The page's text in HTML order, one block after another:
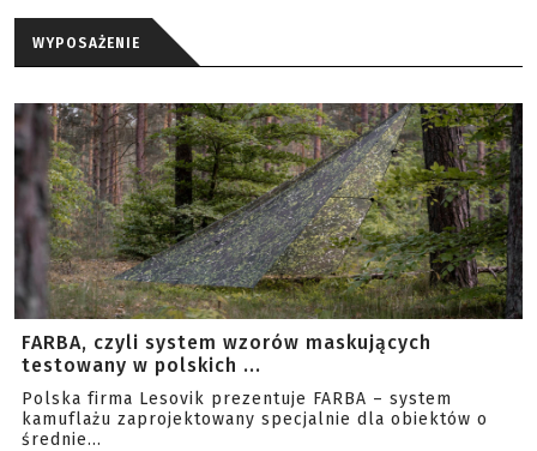
WYPOSAŻENIE
FARBA, czyli system wzorów maskujących
testowany w polskich ...
Polska firma Lesovik prezentuje FARBA – system
kamuflażu zaprojektowany specjalnie dla obiektów o
średnie...